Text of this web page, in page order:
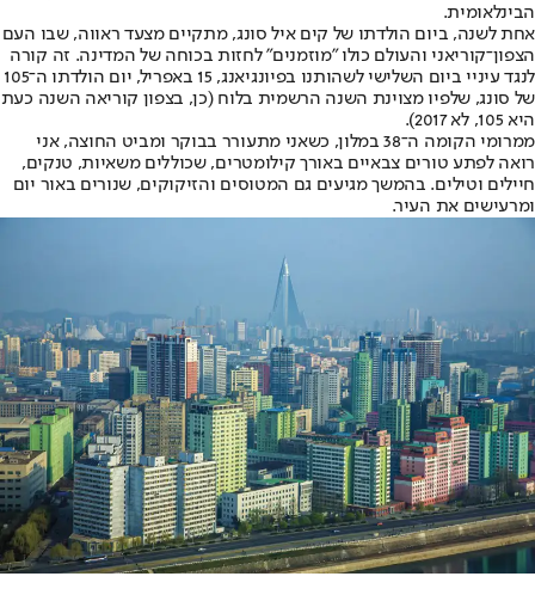
הבינלאומית.
אחת לשנה, ביום הולדתו של קים איל סונג, מתקיים מצעד ראווה, שבו העם
הצפון־קוריאני והעולם כולו "מוזמנים" לחזות בכוחה של המדינה. זה קורה
לנגד עיניי ביום השלישי לשהותנו בפיונגיאנג, 15 באפריל, יום הולדתו ה־105
של סונג, שלפיו מצוינת השנה הרשמית בלוח (כן, בצפון קוריאה השנה כעת
היא 105, לא 2017).
ממרומי הקומה ה־38 במלון, כשאני מתעורר בבוקר ומביט החוצה, אני
רואה לפתע טורים צבאיים באורך קילומטרים, שכוללים משאיות, טנקים,
חיילים וטילים. בהמשך מגיעים גם המטוסים והזיקוקים, שנורים באור יום
ומרעישים את העיר.